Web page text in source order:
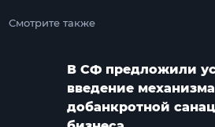
Смотрите также
В СФ предложили
введение механизма
добанкротной